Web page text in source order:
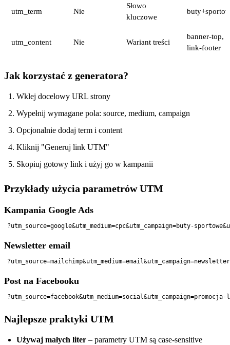
utm_term Nie
Słowo
kluczowe
utm_content Nie Wariant treści
banner-top,
link-footer
Jak korzystać z generatora?
Wklej docelowy URL strony
Wypełnij wymagane pola: source, medium, campaign
Opcjonalnie dodaj term i content
Kliknij "Generuj link UTM"
Skopiuj gotowy link i użyj go w kampanii
Przykłady użycia parametrów UTM
Kampania Google Ads
Newsletter email
Post na Facebooku
Najlepsze praktyki UTM
Używaj małych liter – parametry UTM są case-sensitive